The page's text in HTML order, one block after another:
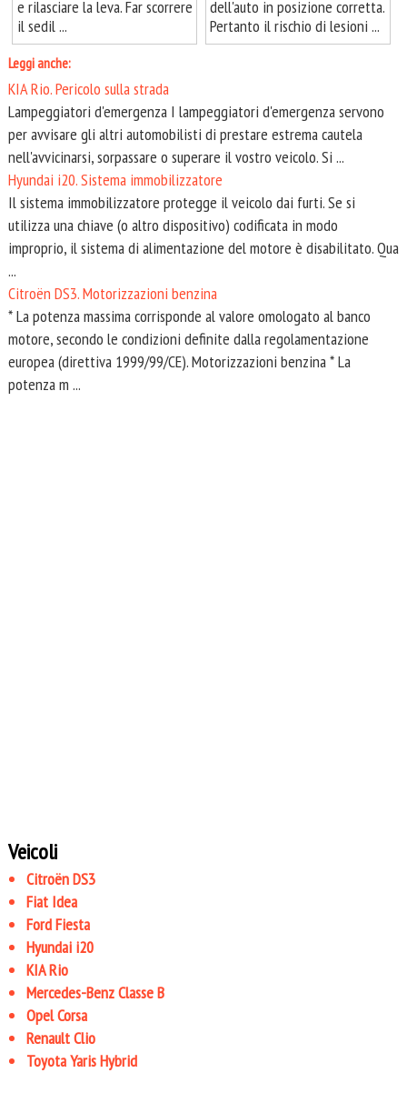
e rilasciare la leva. Far scorrere
il sedil ...
dell'auto in posizione corretta.
Pertanto il rischio di lesioni ...
Leggi anche:
KIA Rio. Pericolo sulla strada
Lampeggiatori d'emergenza I lampeggiatori d'emergenza servono
per avvisare gli altri automobilisti di prestare estrema cautela
nell'avvicinarsi, sorpassare o superare il vostro veicolo. Si ...
Hyundai i20. Sistema immobilizzatore
Il sistema immobilizzatore protegge il veicolo dai furti. Se si
utilizza una chiave (o altro dispositivo) codificata in modo
improprio, il sistema di alimentazione del motore è disabilitato. Qua
...
Citroën DS3. Motorizzazioni benzina
* La potenza massima corrisponde al valore omologato al banco
motore, secondo le condizioni definite dalla regolamentazione
europea (direttiva 1999/99/CE). Motorizzazioni benzina * La
potenza m ...
Veicoli
Citroën DS3
Fiat Idea
Ford Fiesta
Hyundai i20
KIA Rio
Mercedes-Benz Classe B
Opel Corsa
Renault Clio
Toyota Yaris Hybrid